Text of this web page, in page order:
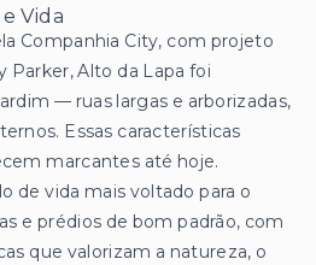
Vida
Companhia City, com projeto
Parker, Alto da Lapa foi
— ruas largas e arborizadas,
Essas características
marcantes até hoje.
de vida mais voltado para o
e prédios de bom padrão, com
que valorizam a natureza, o